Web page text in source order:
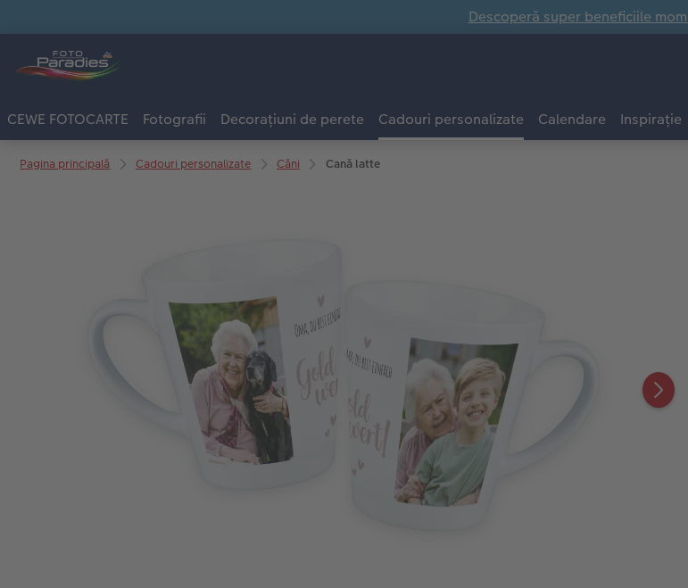
Descoperă super beneficiile
CEWE FOTOCARTE Fotografii Decorațiuni de perete Cadouri personalizate Calendare Inspirație
Pagina principală Cadouri personalizate Căni Cană latte